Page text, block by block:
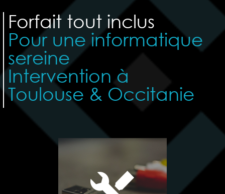
Forfait tout inclus
Pour une informatique
sereine
Intervention à
Toulouse & Occitanie